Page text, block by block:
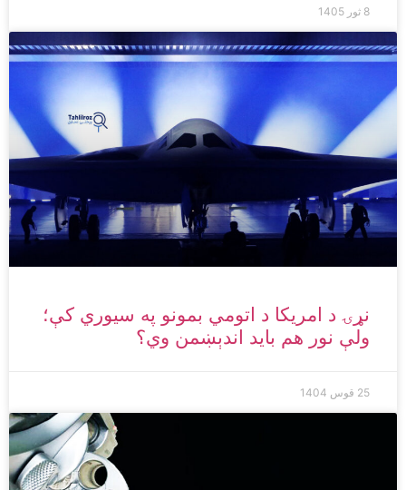
8 ثور 1405
نړۍ د امریکا د اتومي بمونو په سیوري کې؛
ولې نور هم باید اندېښمن وي؟
25 قوس 1404